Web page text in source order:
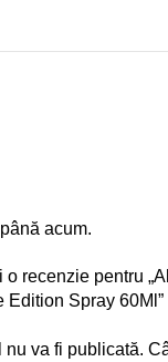
acum.
o recenzie pentru
Edition Spray 60Ml”
nu va fi publicată.